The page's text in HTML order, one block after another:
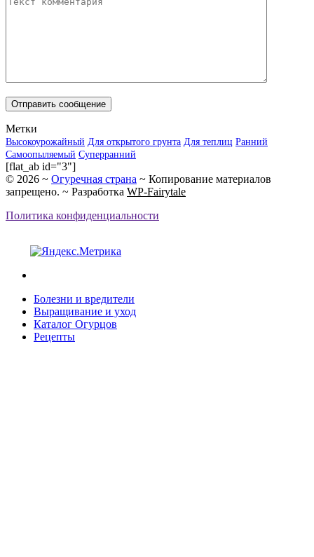
Метки
Высокоурожайный Для открытого грунта Для теплиц Ранний
Самоопыляемый Суперранний
[flat_ab id="3"]
© 2026 ~ Огуречная страна ~ Копирование материалов
запрещено. ~ Разработка WP-Fairytale
Политика конфиденциальности
Болезни и вредители
Выращивание и уход
Каталог Огурцов
Рецепты